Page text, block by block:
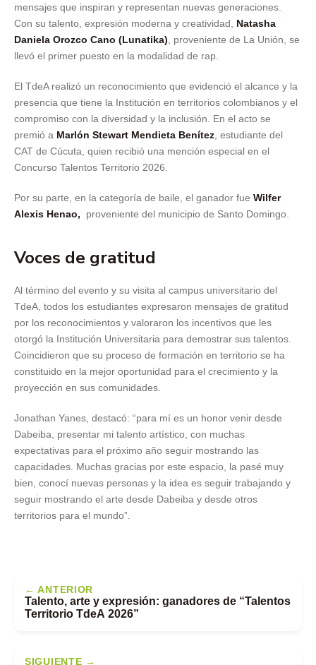
mensajes que inspiran y representan nuevas generaciones.
Con su talento, expresión moderna y creatividad, Natasha
Daniela Orozco Cano (Lunatika), proveniente de La Unión, se
llevó el primer puesto en la modalidad de rap.
El TdeA realizó un reconocimiento que evidenció el alcance y la
presencia que tiene la Institución en territorios colombianos y el
compromiso con la diversidad y la inclusión. En el acto se
premió a Marlón Stewart Mendieta Benítez, estudiante del
CAT de Cúcuta, quien recibió una mención especial en el
Concurso Talentos Territorio 2026.
Por su parte, en la categoría de baile, el ganador fue Wilfer
Alexis Henao,
proveniente del municipio de Santo Domingo.
Voces de gratitud
Al término del evento y su visita al campus universitario del
TdeA, todos los estudiantes expresaron mensajes de gratitud
por los reconocimientos y valoraron los incentivos que les
otorgó la Institución Universitaria para demostrar sus talentos.
Coincidieron que su proceso de formación en territorio se ha
constituido en la mejor oportunidad para el crecimiento y la
proyección en sus comunidades.
Jonathan Yanes, destacó: “para mí es un honor venir desde
Dabeiba, presentar mi talento artístico, con muchas
expectativas para el próximo año seguir mostrando las
capacidades. Muchas gracias por este espacio, la pasé muy
bien, conocí nuevas personas y la idea es seguir trabajando y
seguir mostrando el arte desde Dabeiba y desde otros
territorios para el mundo”.
← ANTERIOR
Talento, arte y expresión: ganadores de “Talentos
Territorio TdeA 2026”
SIGUIENTE →